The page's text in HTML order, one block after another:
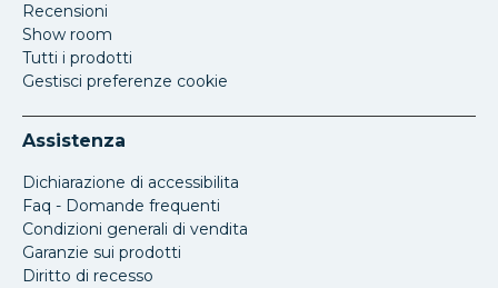
Recensioni
Show room
Tutti i prodotti
Gestisci preferenze cookie
Assistenza
Dichiarazione di accessibilita
Faq - Domande frequenti
Condizioni generali di vendita
Garanzie sui prodotti
Diritto di recesso